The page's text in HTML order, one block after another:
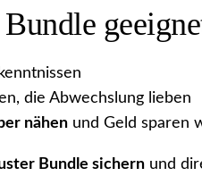
die Abwechslung lieben
nähen und Geld sparen
Bundle sichern und